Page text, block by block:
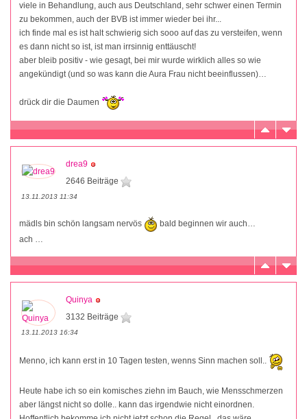
viele in Behandlung, auch aus Deutschland, sehr schwer einen Termin
zu bekommen, auch der BVB ist immer wieder bei ihr...
ich finde mal es ist halt schwierig sich sooo auf das zu versteifen, wenn
es dann nicht so ist, ist man irrsinnig enttäuscht!
aber bleib positiv - wie gesagt, bei mir wurde wirklich alles so wie
angekündigt (und so was kann die Aura Frau nicht beeinflussen)…
drück dir die Daumen
drea9
2646 Beiträge
13.11.2013 11:34
mädls bin schön langsam nervös
bald beginnen wir auch…
ach …
Quinya
3132 Beiträge
13.11.2013 16:34
Menno, ich kann erst in 10 Tagen testen, wenns Sinn machen soll..
Heute habe ich so ein komisches ziehn im Bauch, wie Mensschmerzen
aber längst nicht so dolle.. kann das irgendwie nicht einordnen.